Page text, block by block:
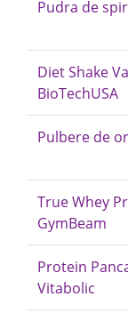
Pudra de
Diet Shake
BioTechUSA
Pulbere de
True Whey
GymBeam
Protein
Vitabolic